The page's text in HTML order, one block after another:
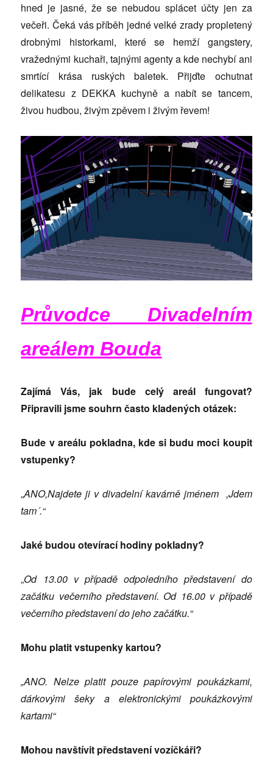
hned je jasné, že se nebudou splácet účty jen za
večeři. Čeká vás příběh jedné velké zrady propletený
drobnými historkami, které se hemží gangstery,
vražednými kuchaři, tajnými agenty a kde nechybí ani
smrtící krása ruských baletek. Přijďte ochutnat
delikatesu z DEKKA kuchyně a nabít se tancem,
živou hudbou, živým zpěvem i živým řevem!
Průvodce Divadelním
areálem Bouda
Zajímá Vás, jak bude celý areál fungovat?
Připravili jsme souhrn často kladených otázek:
Bude v areálu pokladna,kde si budu moci koupit
vstupenky?
„ANO,Najdete ji v divadelní kavárně jménem ,Jdem
tam´.“
Jaké budou otevíracíhodiny pokladny?
„Od 13.00 v případě odpoledního představení do
začátku večerního představení. Od 16.00 v případě
večerního představení do jeho začátku.“
Mohu platit vstupenky kartou?
„ANO. Nelze platit pouze papírovými poukázkami,
dárkovými šeky a elektronickými poukázkovými
kartami“
Mohou navštívit představení vozíčkáři?